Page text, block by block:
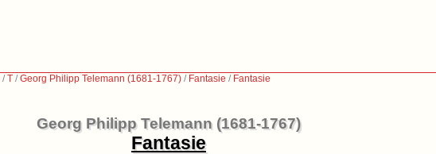
/T /Georg Philipp Telemann (1681-1767) / Fantasie / Fantasie
Georg Philipp Telemann (1681-1767)
Fantasie